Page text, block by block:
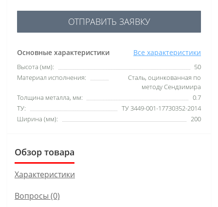
Основные характеристики Все характеристики
Высота (мм):
50
Материал исполнения:
Сталь, оцинкованная по
методу Сендзимира
Толщина металла, мм:
0.7
ТУ:
ТУ 3449-001-17730352-2014
Ширина (мм):
200
ОТПРАВИТЬ ЗАЯВКУ
Обзор товара
Характеристики
Вопросы (0)